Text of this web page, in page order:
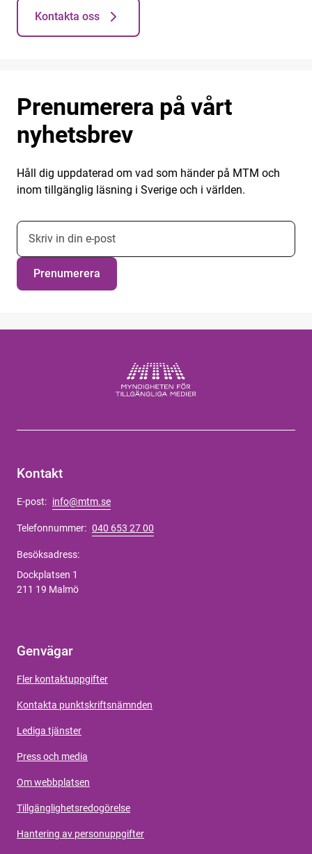
Kontakta oss
Prenumerera på vårt
nyhetsbrev
Håll dig uppdaterad om vad som händer på MTM och
inom tillgänglig läsning i Sverige och i världen.
E-postadress nyhetsbrevsprenumeration
Prenumerera
Kontakt
E-post: info@mtm.se
Telefonnummer: 040 653 27 00
Besöksadress:
Dockplatsen 1
211 19 Malmö
Genvägar
Fler kontaktuppgifter
Kontakta punktskriftsnämnden
Lediga tjänster
Press och media
Om webbplatsen
Tillgänglighetsredogörelse
Hantering av personuppgifter